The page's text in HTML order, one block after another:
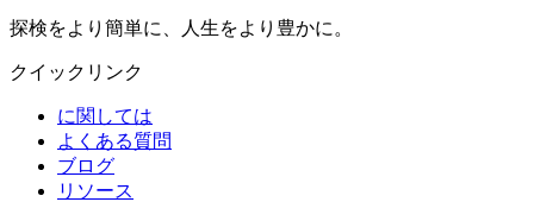
探検をより簡単に、人生をより豊かに。
クイックリンク
に関しては
よくある質問
ブログ
リソース